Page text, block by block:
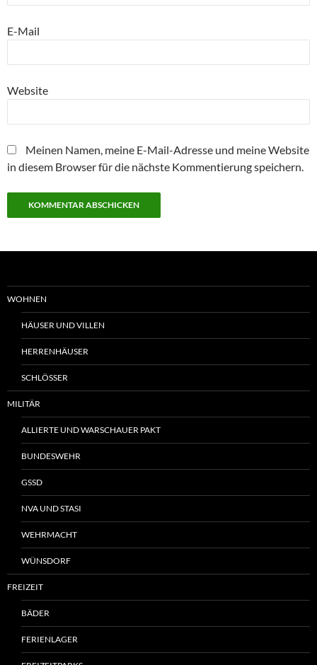
E-Mail
Website
Meinen Namen, meine E-Mail-Adresse und meine Website
in diesem Browser für die nächste Kommentierung speichern.
WOHNEN
HÄUSER UND VILLEN
HERRENHÄUSER
SCHLÖSSER
MILITÄR
ALLIERTE UND WARSCHAUER PAKT
BUNDESWEHR
GSSD
NVA UND STASI
WEHRMACHT
WÜNSDORF
FREIZEIT
BÄDER
FERIENLAGER